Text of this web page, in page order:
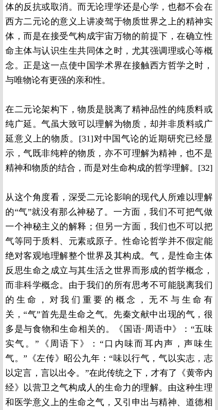
体的反抗或取消。而无论理学还是心学，也都不会在
西方二元论的意义上讲凌驾于物质世界之上的精神实
体，而是在接受气构成宇宙万物的前提下，在确立性
命主体与认识生生共同体之时，尤其强调理或心等概
念。正是这一点使中国学术界在接触西方哲学之时，
与唯物论有更强的亲和性。
在二元论架构下，物质是脱离了精神品性的纯质料或
纯广延。气虽大致可以理解为物质，却并非质料或广
延意义上的物质。[31]对中国气论的近期研究已经显
示，气既非纯粹的物质，亦不可理解为精神，也不是
精神和物质的结合，而是对生命构成的哲学理解。[32]
从这个角度看，深受二元论影响的现代人所难以理解
的“气”就没有那么神秘了。一方面，我们不可把气做
一个神秘主义的解释；但另一方面，我们也不可以把
气等同于质料、元素或原子。性命论哲学并不假定能
绝对客观地理解整个世界及其构成。气，是性命主体
反思生命之成立与其生活之世界而形成的哲学概念，
而非科学概念。由于我们的所有思考不可能脱离我们
的生命，对我们重要的概念，无不与生命有
关，“气”首先是生命之气。先秦文献中出现的气，很
多是与食物和生命相关的。《国语·周语中》：“五味
实气。”《周语下》：“口内味而耳内声，声味生
气。”《左传》昭公九年：“味以行气，气以实志，志
以定言，言以出令。”在此传统之下，才有了《黄帝内
经》以营卫之气构成人的生命力的理解。由这种生理
和医学意义上的生命之气，又引申出与精神、道德相